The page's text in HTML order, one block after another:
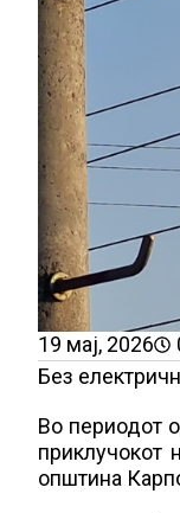
19 мај, 2026
Без
Во периодот
приклучокот
општина